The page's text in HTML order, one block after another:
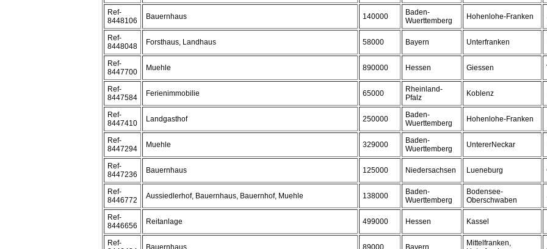
Ref-
8448106
Bauernhaus 140000
Baden-
Wuerttemberg
Hohenlohe-Franken
Ref-
8448048
Forsthaus, Landhaus 58000 Bayern Unterfranken
Ref-
8447700
Muehle 890000 Hessen Giessen
Ref-
8447584
Ferienimmobilie 65000
Rheinland-
Pfalz
Koblenz
Ref-
8447410
Landgasthof 250000
Baden-
Wuerttemberg
Hohenlohe-Franken
Ref-
8447294
Muehle 329000
Baden-
Wuerttemberg
UntererNeckar
Ref-
8447236
Bauernhaus 125000 Niedersachsen Lueneburg
Ref-
8446772
Aussiedlerhof, Bauernhaus, Bauernhof, Muehle 138000
Baden-
Wuerttemberg
Bodensee-
Oberschwaben
Ref-
8446656
Reitanlage 499000 Hessen Kassel
Ref-
Bauernhaus 89000 Bayern
Mittelfranken,